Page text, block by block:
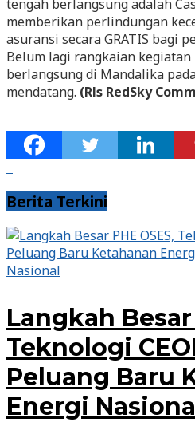
tengah berlangsung adalah
memberikan perlindungan
asuransi secara GRATIS bagi
Belum lagi rangkaian kegiatan
berlangsung di Mandalika
mendatang. (Rls RedSky
Berita Terkini
Nasional
Langkah Besar
Teknologi
Peluang Baru
Energi